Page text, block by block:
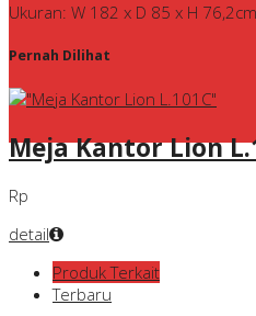
Ukuran: W 182 x D 85 x H 76,2cm
Pernah Dilihat
Meja Kantor Lion
Rp
detail
Produk Terkait
Terbaru